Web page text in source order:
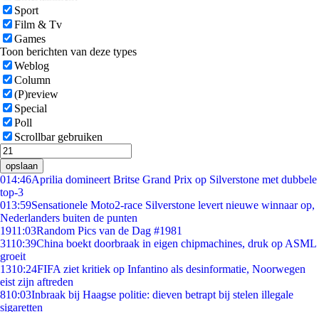
Sport
Film & Tv
Games
Toon berichten van deze types
Weblog
Column
(P)review
Special
Poll
Scrollbar gebruiken
opslaan
014:46Aprilia domineert Britse Grand Prix op Silverstone met dubbele
top-3
013:59Sensationele Moto2-race Silverstone levert nieuwe winnaar op,
Nederlanders buiten de punten
1911:03Random Pics van de Dag #1981
3110:39China boekt doorbraak in eigen chipmachines, druk op ASML
groeit
1310:24FIFA ziet kritiek op Infantino als desinformatie, Noorwegen
eist zijn aftreden
810:03Inbraak bij Haagse politie: dieven betrapt bij stelen illegale
sigaretten